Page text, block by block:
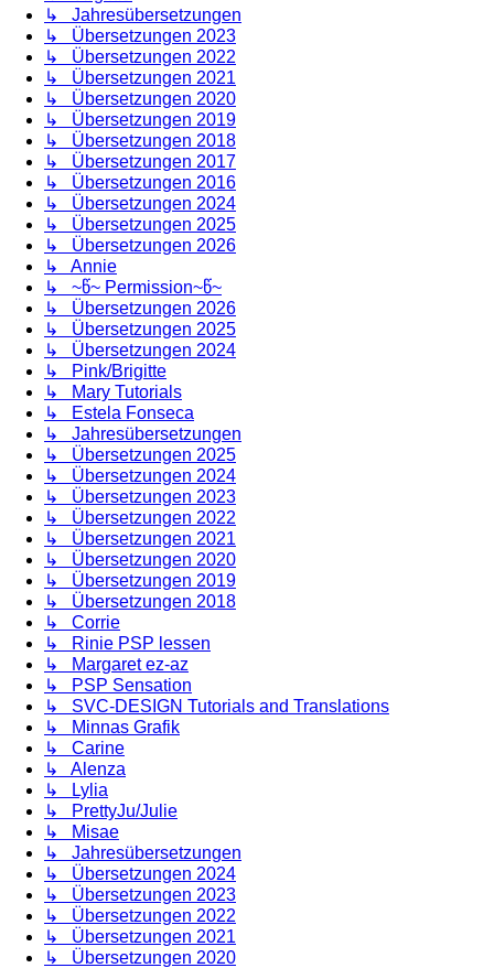
↳ Jahresübersetzungen
↳ Übersetzungen 2023
↳ Übersetzungen 2022
↳ Übersetzungen 2021
↳ Übersetzungen 2020
↳ Übersetzungen 2019
↳ Übersetzungen 2018
↳ Übersetzungen 2017
↳ Übersetzungen 2016
↳ Übersetzungen 2024
↳ Übersetzungen 2025
↳ Übersetzungen 2026
↳ Annie
↳ ~წ~ Permission~წ~
↳ Übersetzungen 2026
↳ Übersetzungen 2025
↳ Übersetzungen 2024
↳ Pink/Brigitte
↳ Mary Tutorials
↳ Estela Fonseca
↳ Jahresübersetzungen
↳ Übersetzungen 2025
↳ Übersetzungen 2024
↳ Übersetzungen 2023
↳ Übersetzungen 2022
↳ Übersetzungen 2021
↳ Übersetzungen 2020
↳ Übersetzungen 2019
↳ Übersetzungen 2018
↳ Corrie
↳ Rinie PSP lessen
↳ Margaret ez-az
↳ PSP Sensation
↳ SVC-DESIGN Tutorials and Translations
↳ Minnas Grafik
↳ Carine
↳ Alenza
↳ Lylia
↳ PrettyJu/Julie
↳ Misae
↳ Jahresübersetzungen
↳ Übersetzungen 2024
↳ Übersetzungen 2023
↳ Übersetzungen 2022
↳ Übersetzungen 2021
↳ Übersetzungen 2020